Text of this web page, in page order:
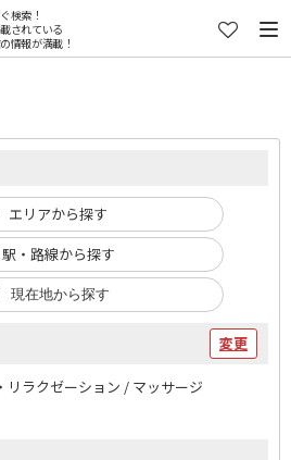
検索！
されている
情報が満載！
エリアから探す
駅・路線から探す
現在地から探す
変更
ラクゼーション / マッサージ